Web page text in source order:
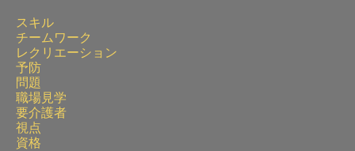
スキル
チームワーク
レクリエーション
予防
問題
職場見学
要介護者
視点
資格